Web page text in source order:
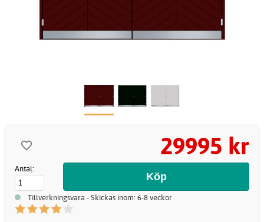
29995 kr
Antal:
Tillverkningsvara - Skickas inom: 6-8 veckor